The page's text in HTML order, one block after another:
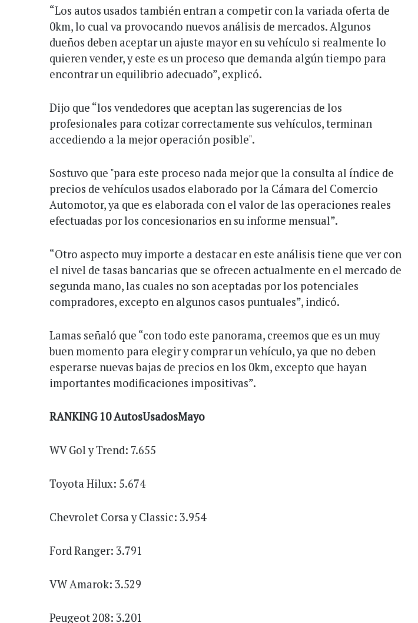
“Los autos usados también entran a competir con la variada oferta de
0km, lo cual va provocando nuevos análisis de mercados. Algunos
dueños deben aceptar un ajuste mayor en su vehículo si realmente lo
quieren vender, y este es un proceso que demanda algún tiempo para
encontrar un equilibrio adecuado”, explicó.
Dijo que “los vendedores que aceptan las sugerencias de los
profesionales para cotizar correctamente sus vehículos, terminan
accediendo a la mejor operación posible".
Sostuvo que "para este proceso nada mejor que la consulta al índice de
precios de vehículos usados elaborado por la Cámara del Comercio
Automotor, ya que es elaborada con el valor de las operaciones reales
efectuadas por los concesionarios en su informe mensual”.
“Otro aspecto muy importe a destacar en este análisis tiene que ver con
el nivel de tasas bancarias que se ofrecen actualmente en el mercado de
segunda mano, las cuales no son aceptadas por los potenciales
compradores, excepto en algunos casos puntuales”, indicó.
Lamas señaló que “con todo este panorama, creemos que es un muy
buen momento para elegir y comprar un vehículo, ya que no deben
esperarse nuevas bajas de precios en los 0km, excepto que hayan
importantes modificaciones impositivas”.
RANKING 10 AutosUsadosMayo
WV Gol y Trend: 7.655
Toyota Hilux: 5.674
Chevrolet Corsa y Classic: 3.954
Ford Ranger: 3.791
VW Amarok: 3.529
Peugeot 208: 3.201